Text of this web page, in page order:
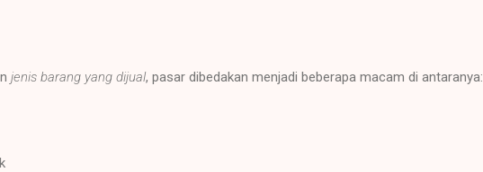
jenis barang yang dijual, pasar dibedakan menjadi beberapa macam di antaranya: